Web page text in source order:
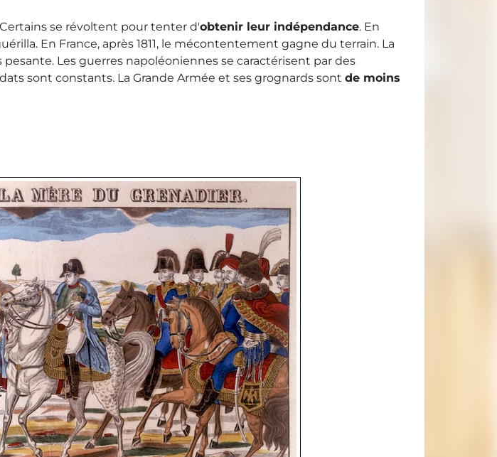
se révoltent pour tenter d'obtenir leur indépendance. En
En France, après 1811, le mécontentement gagne du terrain. La
Les guerres napoléoniennes se caractérisent par des
sont constants. La Grande Armée et ses grognards sont de moins